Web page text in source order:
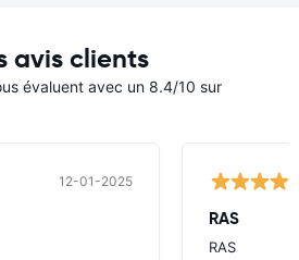
avis clients
évaluent avec un 8.4/10 sur
12-01-2025
RAS
RAS